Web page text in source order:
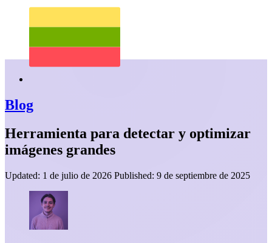
Blog
Herramienta para detectar y optimizar
imágenes grandes
Updated: 1 de julio de 2026 Published: 9 de septiembre de 2025